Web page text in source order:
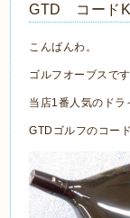
GTD コードK
こんばんわ。
ゴルフオーブスです
当店1番人気のドラ
GTDゴルフのコー